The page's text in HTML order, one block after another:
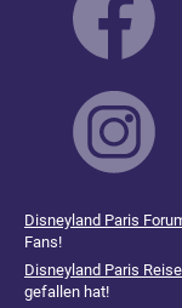
Disneyland Paris
Fans!
Disneyland Paris
gefallen hat!